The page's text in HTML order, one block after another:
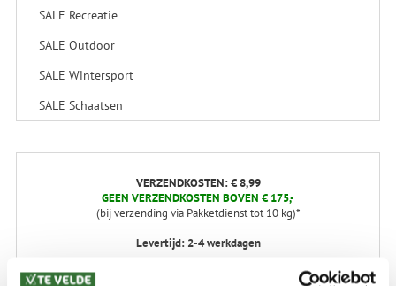
SALE Recreatie
SALE Outdoor
SALE Wintersport
SALE Schaatsen
VERZENDKOSTEN: € 8,99
GEEN VERZENDKOSTEN BOVEN € 175,-
(bij verzending via Pakketdienst tot 10 kg)*
Levertijd: 2-4 werkdagen
*) Voor grotere pakketverzendingen en bijzondere (buitenland) bestemmingen kunnen